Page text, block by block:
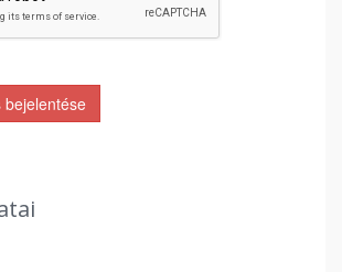
bejelentése